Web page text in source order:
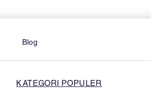
Blog
KATEGORI POPULER